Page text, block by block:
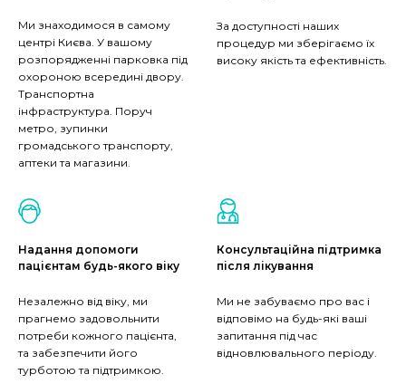
Ми знаходимося в самому
центрі Києва. У вашому
розпорядженні парковка під
охороною всередині двору.
Транспортна
інфраструктура. Поруч
метро, зупинки
громадського транспорту,
аптеки та магазини.
За доступності наших
процедур ми зберігаємо їх
високу якість та ефективність.
Надання допомоги
пацієнтам будь-якого віку
Незалежно від віку, ми
прагнемо задовольнити
потреби кожного пацієнта,
та забезпечити його
турботою та підтримкою.
Консультаційна підтримка
після лікування
Ми не забуваємо про вас і
відповімо на будь-які ваші
запитання під час
відновлювального періоду.